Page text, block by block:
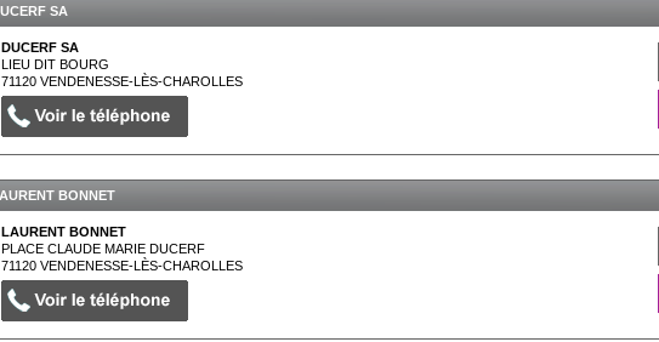
SA
DUCERF SA
LIEU DIT BOURG
71120VENDENESSE-LÈS-CHAROLLES
BONNET
LAURENT BONNET
PLACE CLAUDE MARIE DUCERF
71120VENDENESSE-LÈS-CHAROLLES